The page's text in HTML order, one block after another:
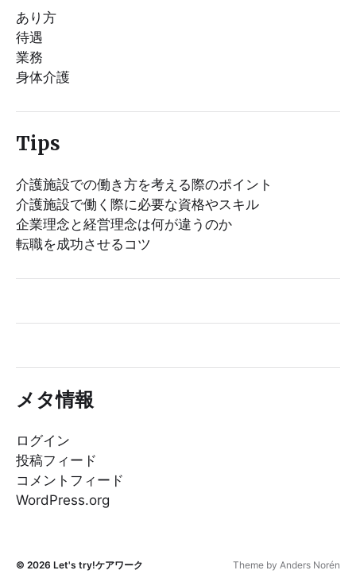
あり方
待遇
業務
身体介護
Tips
介護施設での働き方を考える際のポイント
介護施設で働く際に必要な資格やスキル
企業理念と経営理念は何が違うのか
転職を成功させるコツ
メタ情報
ログイン
投稿フィード
コメントフィード
WordPress.org
© 2026 Let's try!ケアワーク Theme by Anders Norén